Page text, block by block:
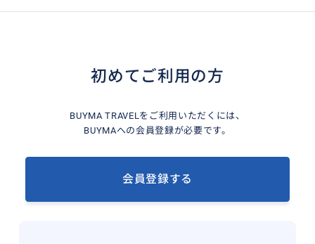
初めてご利用の方
BUYMA TRAVELをご利用いただくには、
BUYMAへの会員登録が必要です。
会員登録する